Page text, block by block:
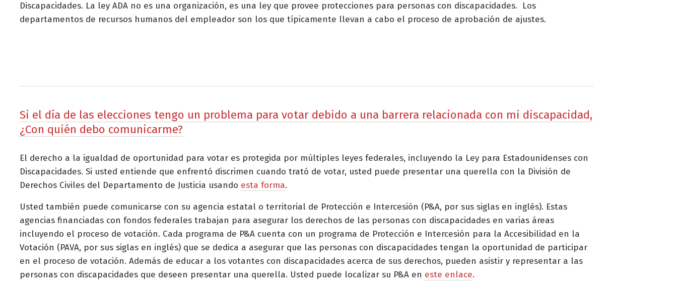
Discapacidades. La ley ADA no es una organización, es una ley que provee protecciones para personas con discapacidades. Los
departamentos de recursos humanos del empleador son los que típicamente llevan a cabo el proceso de aprobación de ajustes.
Si el día de las elecciones tengo un problema para votar debido a una barrera relacionada con mi discapacidad,
¿Con quién debo comunicarme?
El derecho a la igualdad de oportunidad para votar es protegida por múltiples leyes federales, incluyendo la Ley para Estadounidenses con
Discapacidades. Si usted entiende que enfrentó discrimen cuando trató de votar, usted puede presentar una querella con la División de
Derechos Civiles del Departamento de Justicia usando esta forma.
Usted también puede comunicarse con su agencia estatal o territorial de Protección e Intercesión (P&A, por sus siglas en inglés). Estas
agencias financiadas con fondos federales trabajan para asegurar los derechos de las personas con discapacidades en varias áreas
incluyendo el proceso de votación. Cada programa de P&A cuenta con un programa de Protección e Intercesión para la Accesibilidad en la
Votación (PAVA, por sus siglas en inglés) que se dedica a asegurar que las personas con discapacidades tengan la oportunidad de participar
en el proceso de votación. Además de educar a los votantes con discapacidades acerca de sus derechos, pueden asistir y representar a las
personas con discapacidades que deseen presentar una querella. Usted puede localizar su P&A en este enlace.